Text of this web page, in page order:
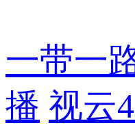
一带一
播 视云